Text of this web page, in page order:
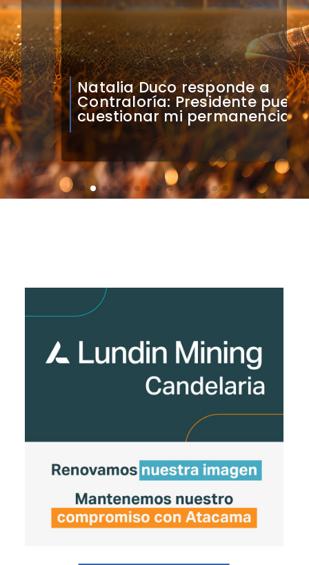
Natalia Duco responde a
Contraloría: Presidente puede
cuestionar mi permanencia